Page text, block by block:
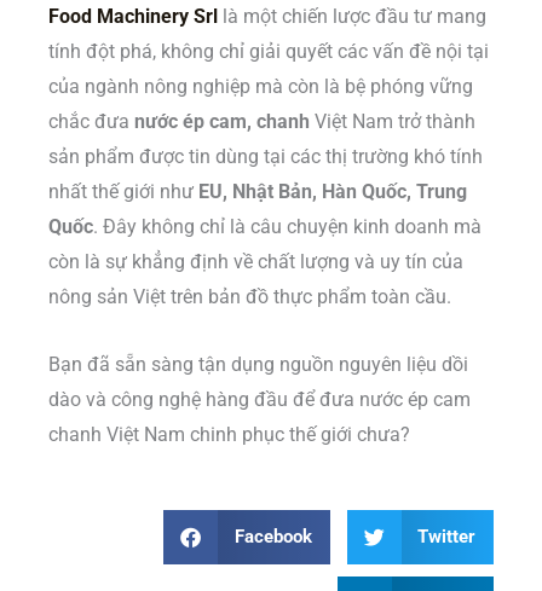
Food Machinery Srl
là một chiến lược đầu tư mang
tính đột phá, không chỉ giải quyết các vấn đề nội tại
của ngành nông nghiệp mà còn là bệ phóng vững
chắc đưa nước ép cam, chanh Việt Nam trở thành
sản phẩm được tin dùng tại các thị trường khó tính
nhất thế giới như EU, Nhật Bản, Hàn Quốc, Trung
Quốc. Đây không chỉ là câu chuyện kinh doanh mà
còn là sự khẳng định về chất lượng và uy tín của
nông sản Việt trên bản đồ thực phẩm toàn cầu.
Bạn đã sẵn sàng tận dụng nguồn nguyên liệu dồi
dào và công nghệ hàng đầu để đưa nước ép cam
chanh Việt Nam chinh phục thế giới chưa?
Facebook Twitter